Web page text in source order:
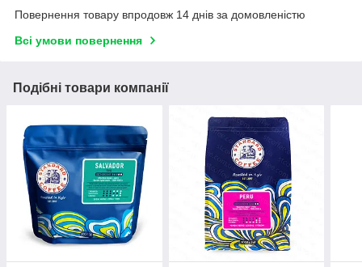
Повернення товару впродовж 14 днів за домовленістю
Всі умови повернення
Подібні товари компанії